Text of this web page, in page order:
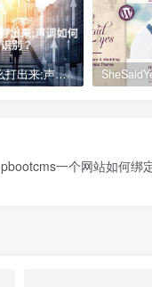
声调怎么打出来;声调如何识别？
pbootcms一个网站如何绑